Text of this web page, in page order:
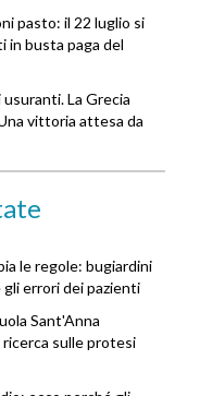
pasto: il 22 luglio si
in busta paga del
La Grecia
vittoria attesa da
le regole: bugiardini
errori dei pazienti
Sant'Anna
ricerca sulle protesi